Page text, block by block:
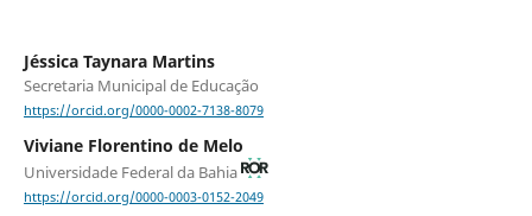
Jéssica Taynara Martins
Secretaria Municipal de Educação
https://orcid.org/0000-0002-7138-8079
Viviane Florentino de Melo
Universidade Federal da Bahia
https://orcid.org/0000-0003-0152-2049